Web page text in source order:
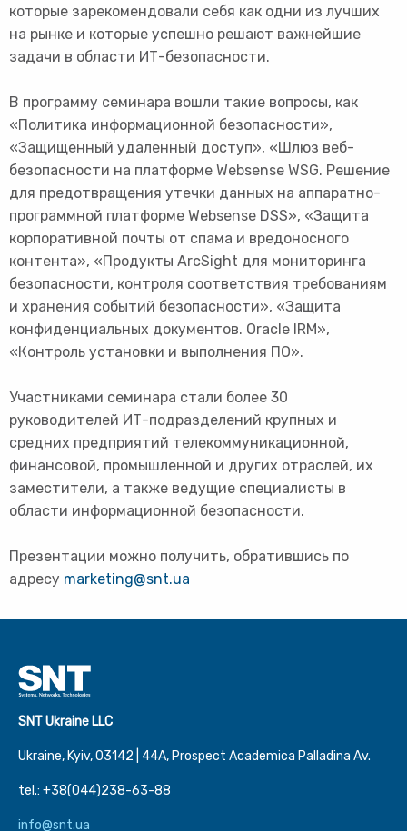
которые зарекомендовали себя как одни из лучших
на рынке и которые успешно решают важнейшие
задачи в области ИТ-безопасности.
В программу семинара вошли такие вопросы, как
«Политика информационной безопасности»,
«Защищенный удаленный доступ», «Шлюз веб-
безопасности на платформе Websense WSG. Решение
для предотвращения утечки данных на аппаратно-
программной платформе Websense DSS», «Защита
корпоративной почты от спама и вредоносного
контента», «Продукты ArcSight для мониторинга
безопасности, контроля соответствия требованиям
и хранения событий безопасности», «Защита
конфиденциальных документов. Oracle IRM»,
«Контроль установки и выполнения ПО».
Участниками семинара стали более 30
руководителей ИТ-подразделений крупных и
средних предприятий телекоммуникационной,
финансовой, промышленной и других отраслей, их
заместители, а также ведущие специалисты в
области информационной безопасности.
Презентации можно получить, обратившись по
адресу marketing@snt.ua
SNT Ukraine LLC
Ukraine, Kyiv, 03142 | 44А, Prospect Academica Palladina Av.
tel.: +38(044)238-63-88
info@snt.ua